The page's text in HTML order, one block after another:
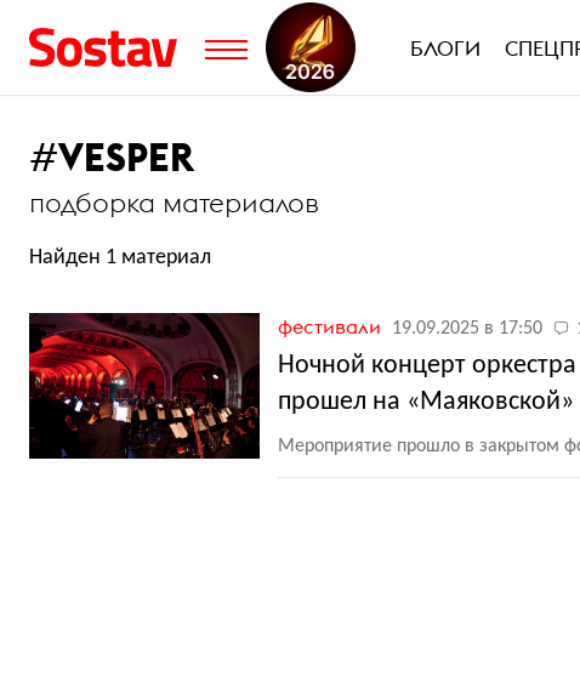
БЛОГИ
#VESPER
подборка материалов
Найден 1 материал
фестивали 19.09.2025 в 17:50
Ночной концерт
прошел на «Маяковской»
Мероприятие прошло в закрытом